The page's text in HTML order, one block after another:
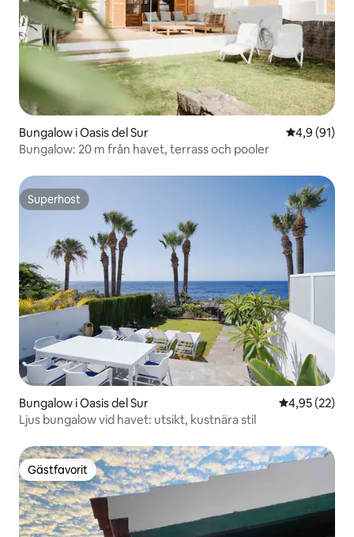
Bungalow i Oasis del Sur 4,9 av 5 i
4,9 (91)
Bungalow: 20 m från havet, terrass och pooler
Superhost
Superhost
Bungalow i Oasis del Sur 4,95 av 5 i
4,95 (22)
Ljus bungalow vid havet: utsikt, kustnära stil
Gästfavorit
Gästfavorit